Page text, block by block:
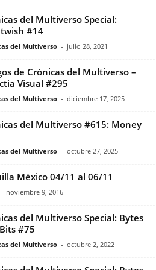
del Multiverso Special:
#14
del Multiverso - julio 28, 2021
de Crónicas del Multiverso –
Visual #295
del Multiverso - diciembre 17, 2025
del Multiverso #615: Money
del Multiverso - octubre 27, 2025
México 04/11 al 06/11
- noviembre 9, 2016
del Multiverso Special: Bytes
#75
del Multiverso - octubre 2, 2022